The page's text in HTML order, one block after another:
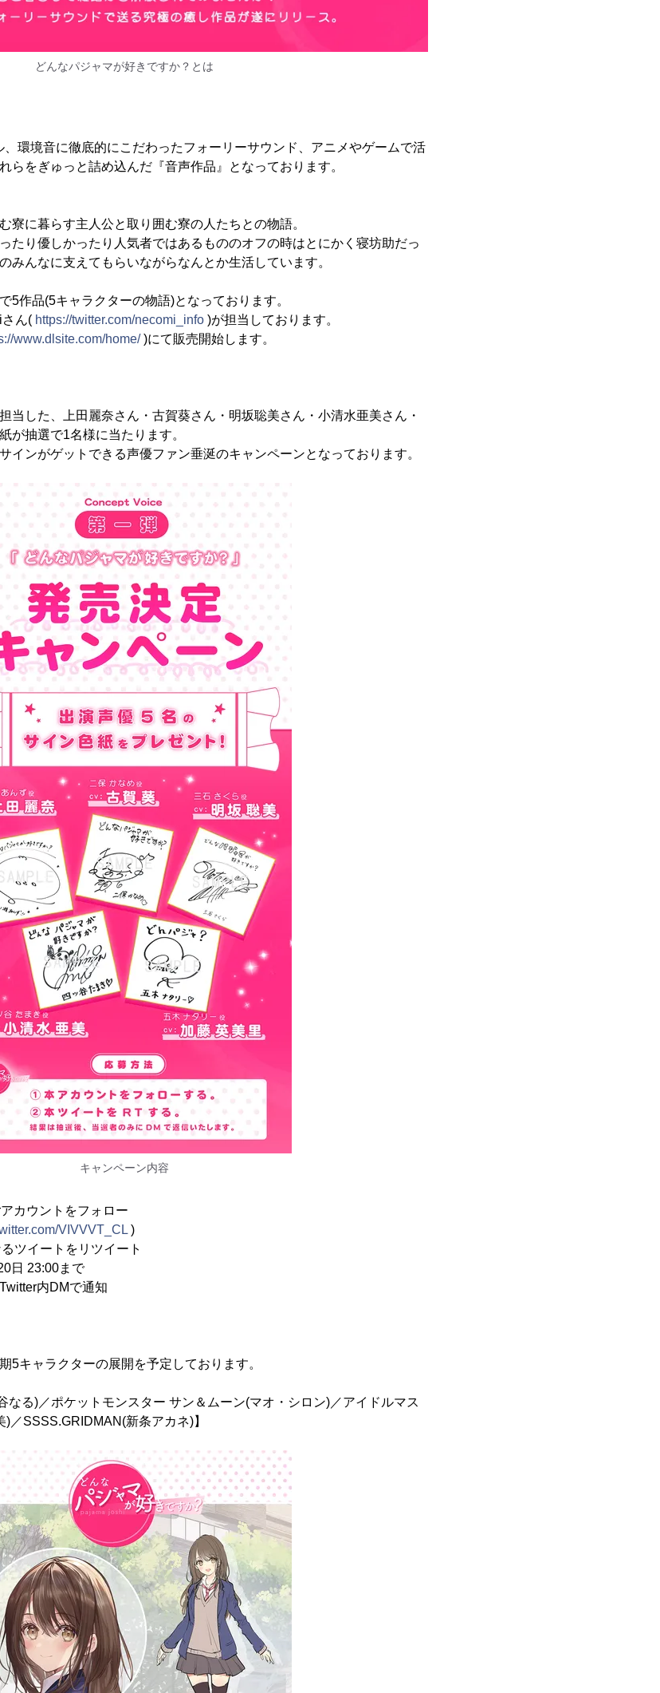
どんなパジャマが好きですか？とは
環境音に徹底的にこだわったフォーリーサウンド、アニメやゲームで活
らをぎゅっと詰め込んだ『音声作品』となっております。
寮に暮らす主人公と取り囲む寮の人たちとの物語。
たり優しかったり人気者ではあるもののオフの時はとにかく寝坊助だっ
んなに支えてもらいながらなんとか生活しています。
5作品(5キャラクターの物語)となっております。
ん( https://twitter.com/necomi_info )が担当しております。
www.dlsite.com/home/)にて販売開始します。
当した、上田麗奈さん・古賀葵さん・明坂聡美さん・小清水亜美さん・
が抽選で1名様に当たります。
インがゲットできる声優ファン垂涎のキャンペーンとなっております。
キャンペーン内容
ウントをフォロー
VIVVVT_CL )
をリツイート
日 23:00まで
内DMで通知
5キャラクターの展開を予定しております。
なる)／ポケットモンスター サン＆ムーン(マオ・シロン)／アイドルマス
／SSSS.GRIDMAN(新条アカネ)】